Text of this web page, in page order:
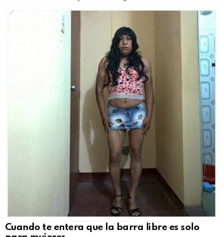
Cuando te entera que la barra libre es solo